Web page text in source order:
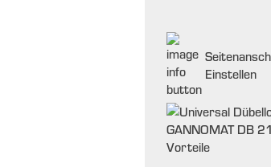
Einstellen